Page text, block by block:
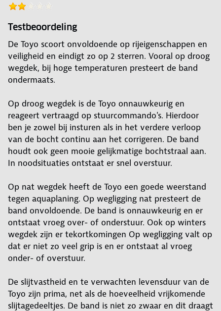
Testbeoordeling
De Toyo scoort onvoldoende op rijeigenschappen en
veiligheid en eindigt zo op 2 sterren. Vooral op droog
wegdek, bij hoge temperaturen presteert de band
ondermaats.
Op droog wegdek is de Toyo onnauwkeurig en
reageert vertraagd op stuurcommando's. Hierdoor
ben je zowel bij insturen als in het verdere verloop
van de bocht continu aan het corrigeren. De band
houdt ook geen mooie gelijkmatige bochtstraal aan.
In noodsituaties ontstaat er snel overstuur.
Op nat wegdek heeft de Toyo een goede weerstand
tegen aquaplaning. Op wegligging nat presteert de
band onvoldoende. De band is onnauwkeurig en er
ontstaat vroeg over- of onderstuur. Ook op winters
wegdek zijn er tekortkomingen Op wegligging valt op
dat er niet zo veel grip is en er ontstaat al vroeg
onder- of overstuur.
De slijtvastheid en te verwachten levensduur van de
Toyo zijn prima, net als de hoeveelheid vrijkomende
slijtagedeeltjes. De band is niet zo zwaar en dit draagt